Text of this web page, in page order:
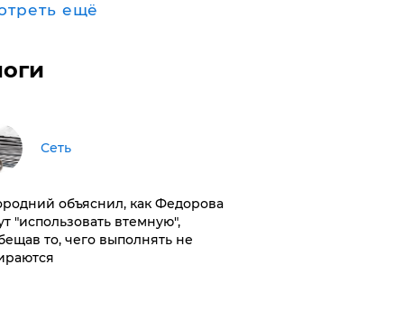
ещё
Сеть
объяснил, как Федорова
"использовать втемную",
то, чего выполнять не